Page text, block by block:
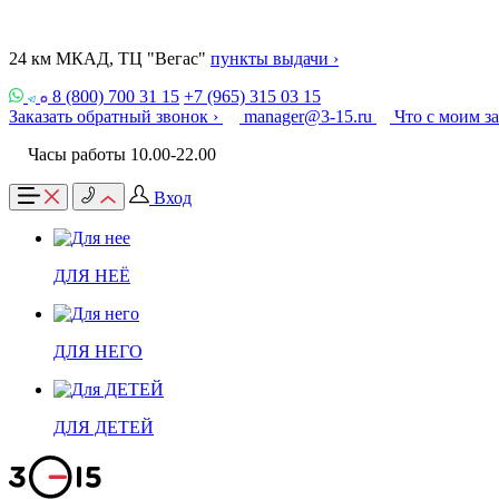
24 км МКАД, ТЦ "Вегас" пункты выдачи ›
8 (800) 700 31 15 +7 (965) 315 03 15
Заказать обратный звонок ›
manager@3-15.ru
Что с моим
Часы работы 10.00-22.00
Вход
ДЛЯ НЕЁ
ДЛЯ НЕГО
ДЛЯ ДЕТЕЙ